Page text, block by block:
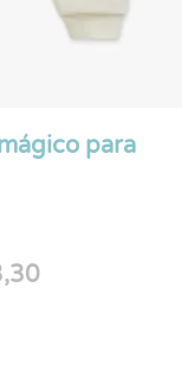
para